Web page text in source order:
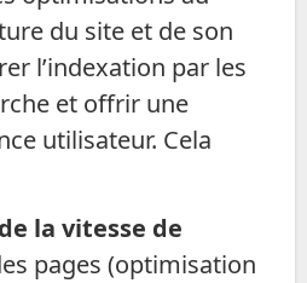
du site et de son
l’indexation par les
et offrir une
utilisateur. Cela
la vitesse de
pages (optimisation